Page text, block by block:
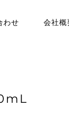
わせ 会社概